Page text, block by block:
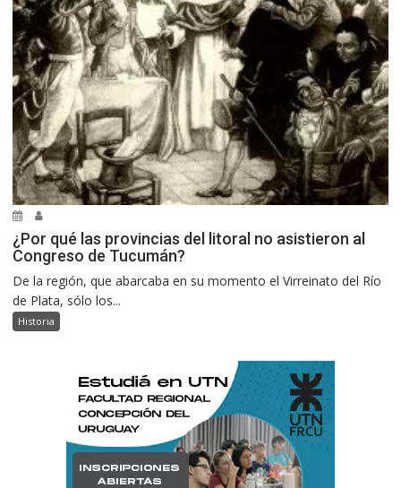
¿Por qué las provincias del litoral no asistieron al
Congreso de Tucumán?
De la región, que abarcaba en su momento el Virreinato del Río
de Plata, sólo los...
Historia